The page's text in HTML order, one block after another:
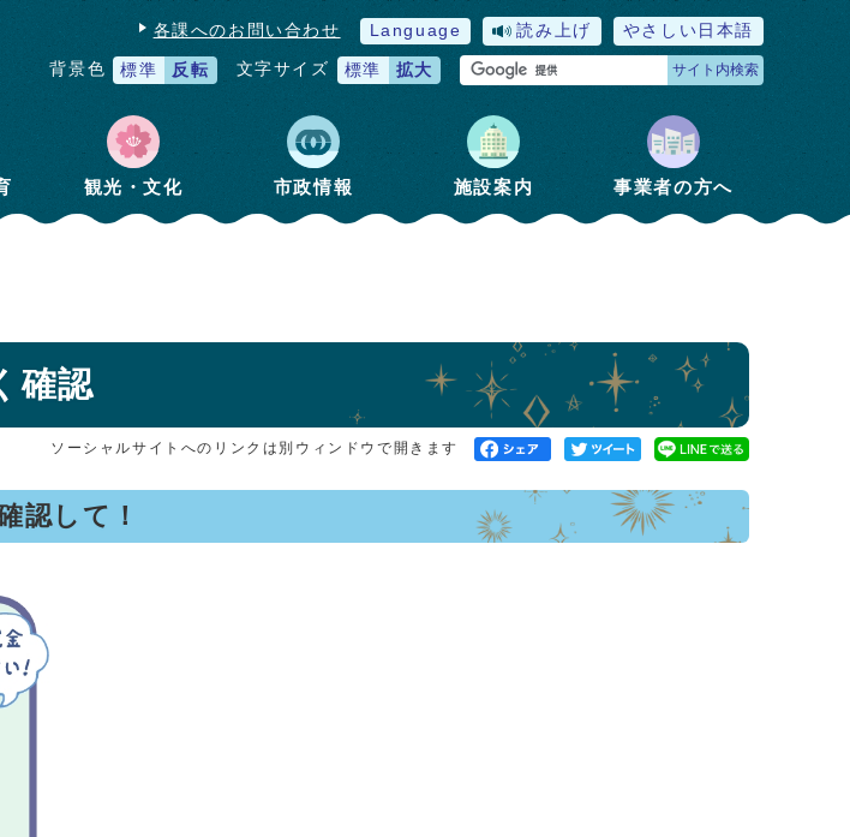
各課へのお問い合わせ Language 読み上げ やさしい日本語
背景色 標準 反転 文字サイズ 標準 拡大 サイト内検索
観光・文化 市政情報 施設案内 事業者の方へ
確認
ソーシャルサイトへのリンクは別ウィンドウで開きます
認して！